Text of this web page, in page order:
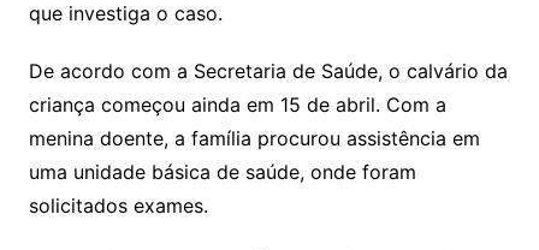
que investiga o caso.
De acordo com a Secretaria de Saúde, o calvário da
criança começou ainda em 15 de abril. Com a
menina doente, a família procurou assistência em
uma unidade básica de saúde, onde foram
solicitados exames.